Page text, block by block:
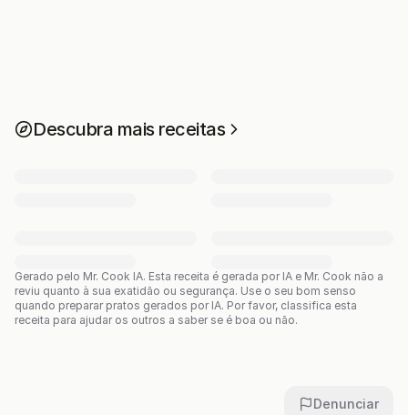
Descubra mais receitas
Gerado pelo Mr. Cook IA. Esta receita é gerada por IA e Mr. Cook não a
reviu quanto à sua exatidão ou segurança. Use o seu bom senso
quando preparar pratos gerados por IA. Por favor, classifica esta
receita para ajudar os outros a saber se é boa ou não.
Denunciar